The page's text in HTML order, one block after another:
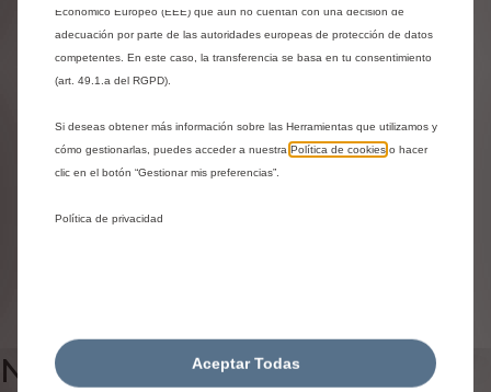
Elige cómo identificas tu vehículo y rellena los datos para
ver los accesorios compatibles
Modelo
VIN
Navegador
Económico Europeo (EEE) que aún no cuentan con una decisión de
adecuación por parte de las autoridades europeas de protección de datos
competentes. En este caso, la transferencia se basa en tu consentimiento
(art. 49.1.a del RGPD).
Si deseas obtener más información sobre las Herramientas que utilizamos y
cómo gestionarlas, puedes acceder a nuestra Política de cookies o hacer
clic en el botón “Gestionar mis preferencias”.
Política de privacidad
Aceptar Todas